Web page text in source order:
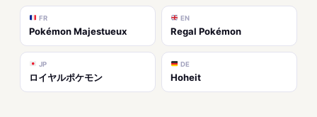
FR
Pokémon Majestueux
EN
Regal Pokémon
JP
ロイヤルポケモン
DE
Hoheit